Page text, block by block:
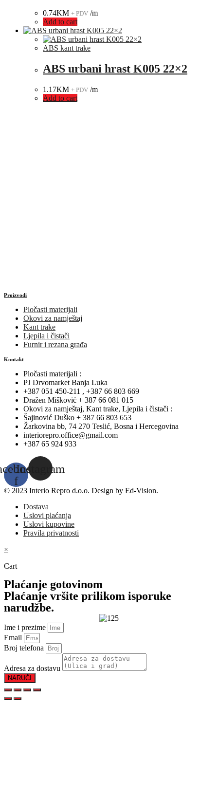
0.74KM + PDV /m
Add to cart
ABS kant trake
ABS urbani hrast K005 22×2
1.17KM + PDV /m
Add to cart
Proizvodi
Pločasti materijali
Okovi za namještaj
Kant trake
Ljepila i čistači
Furnir i rezana građa
Kontakt
Pločasti materijali :
PJ Drvomarket Banja Luka
+387 051 450-211 , +387 66 803 669
Dražen Mišković + 387 66 081 015
Okovi za namještaj, Kant trake, Ljepila i čistači :
Šajinović Duško + 387 66 803 653
Žarkovina bb, 74 270 Teslić, Bosna i Hercegovina
interiorepro.office@gmail.com
+387 65 924 933
f
Instagram
© 2023 Interio Repro d.o.o. Design by Ed-Vision.
Dostava
Uslovi plaćanja
Uslovi kupovine
Pravila privatnosti
×
Cart
Plaćanje gotovinom
Plaćanje vršite prilikom isporuke
narudžbe.
Ime i prezime
Email
Broj telefona
Adresa za dostavu
NARUČI